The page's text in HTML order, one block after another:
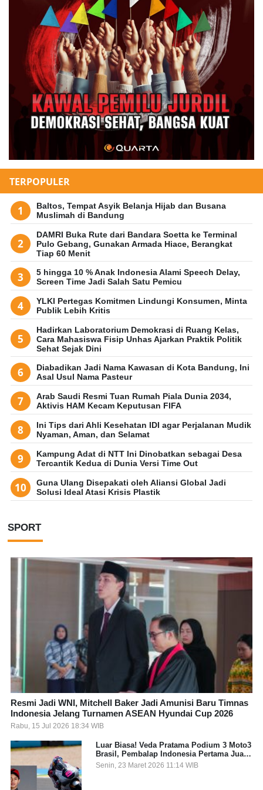
TERPOPULER
Baltos, Tempat Asyik Belanja Hijab dan Busana
Muslimah di Bandung
DAMRI Buka Rute dari Bandara Soetta ke Terminal
Pulo Gebang, Gunakan Armada Hiace, Berangkat
Tiap 60 Menit
5 hingga 10 % Anak Indonesia Alami Speech Delay,
Screen Time Jadi Salah Satu Pemicu
YLKI Pertegas Komitmen Lindungi Konsumen, Minta
Publik Lebih Kritis
Hadirkan Laboratorium Demokrasi di Ruang Kelas,
Cara Mahasiswa Fisip Unhas Ajarkan Praktik Politik
Sehat Sejak Dini
Diabadikan Jadi Nama Kawasan di Kota Bandung, Ini
Asal Usul Nama Pasteur
Arab Saudi Resmi Tuan Rumah Piala Dunia 2034,
Aktivis HAM Kecam Keputusan FIFA
Ini Tips dari Ahli Kesehatan IDI agar Perjalanan Mudik
Nyaman, Aman, dan Selamat
Kampung Adat di NTT Ini Dinobatkan sebagai Desa
Tercantik Kedua di Dunia Versi Time Out
Guna Ulang Disepakati oleh Aliansi Global Jadi
Solusi Ideal Atasi Krisis Plastik
SPORT
Resmi Jadi WNI, Mitchell Baker Jadi Amunisi Baru Timnas
Indonesia Jelang Turnamen ASEAN Hyundai Cup 2026
Rabu, 15 Jul 2026 18:34 WIB
Luar Biasa! Veda Pratama Podium 3 Moto3
Brasil, Pembalap Indonesia Pertama Juara
Grand Prix
Senin, 23 Maret 2026 11:14 WIB